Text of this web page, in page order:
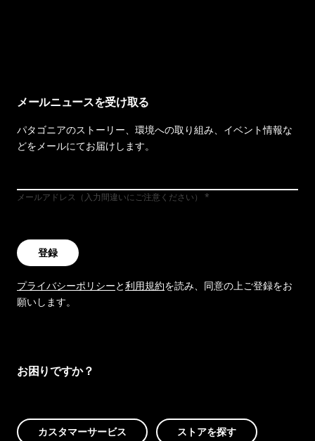
メールニュースを受け取る
パタゴニアのストーリー、環境への取り組み、イベント情報な
どをメールにてお届けします。
メールアドレス（入力間違いにご注意ください）
登録
プライバシーポリシーと利用規約を読み、同意の上ご登録をお
願いします。
お困りですか？
カスタマーサービス ストアを探す